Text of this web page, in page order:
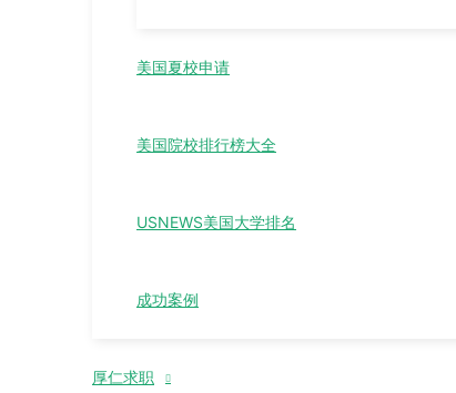
美国夏校申请
美国院校排行榜大全
USNEWS美国大学排名
成功案例
厚仁求职